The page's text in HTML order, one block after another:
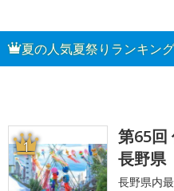
夏の人気夏祭りランキン
1
第65回
長野県
長野県内